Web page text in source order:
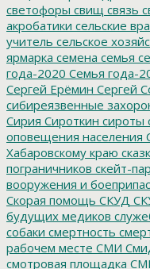
светофоры свищ связь
акробатики сельские
учитель сельское
ярмарка семена семья
года-2020 Семья года-
Сергей Ерёмин Сергей
сибиреязвенные
Сирия Сироткин сироты
оповещения населения
Хабаровскому краю
пограничников скейт-
вооружения и
Скорая помощь СКУД
будущих медиков
собаки смертность
рабочем месте СМИ
смотровая площадка